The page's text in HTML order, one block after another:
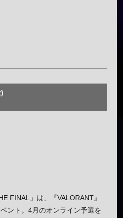
FINAL」は、『VALORANT』
ント。4月のオンライン予選を